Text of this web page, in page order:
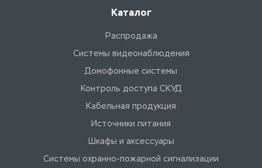
Каталог
Распродажа
Системы видеонаблюдения
Домофонные системы
Контроль доступа СКУД
Кабельная продукция
Источники питания
Шкафы и аксессуары
Системы охранно-пожарной сигнализации